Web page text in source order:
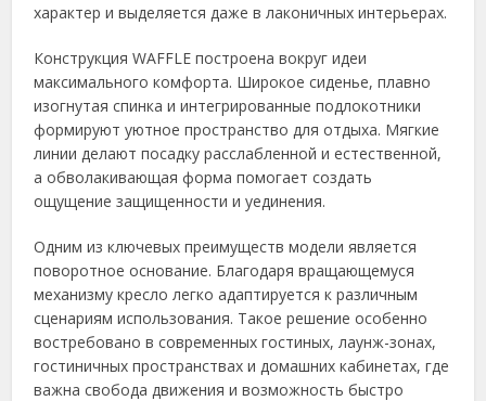
характер и выделяется даже в лаконичных интерьерах.
Конструкция WAFFLE построена вокруг идеи
максимального комфорта. Широкое сиденье, плавно
изогнутая спинка и интегрированные подлокотники
формируют уютное пространство для отдыха. Мягкие
линии делают посадку расслабленной и естественной,
а обволакивающая форма помогает создать
ощущение защищенности и уединения.
Одним из ключевых преимуществ модели является
поворотное основание. Благодаря вращающемуся
механизму кресло легко адаптируется к различным
сценариям использования. Такое решение особенно
востребовано в современных гостиных, лаунж-зонах,
гостиничных пространствах и домашних кабинетах, где
важна свобода движения и возможность быстро